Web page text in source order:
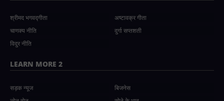
श्रीमद भगवद्गीता
अष्टावक्र गीता
चाणक्य नीति
दुर्गा सप्तशती
विदुर नीति
LEARN MORE 2
सड़क न्यूज
बिजनेस